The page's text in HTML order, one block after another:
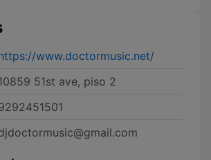
www.doctormusic.net/
51st ave, piso 2